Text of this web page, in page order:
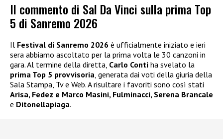
Il commento di Sal Da Vinci sulla prima Top
5 di Sanremo 2026
Il Festival di Sanremo 2026 è ufficialmente iniziato e ieri
sera abbiamo ascoltato per la prima volta le 30 canzoni in
gara. Al termine della diretta, Carlo Conti ha svelato la
prima Top 5 provvisoria , generata dai voti della giuria della
Sala Stampa, Tv e Web. A risultare i favoriti sono così stati
Arisa, Fedez e Marco Masini, Fulminacci, Serena Brancale
e Ditonellapiaga.